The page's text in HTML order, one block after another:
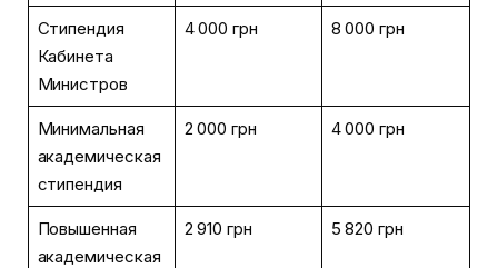
Стипендия
Кабинета
Министров
4 000 грн 8 000 грн
Минимальная
академическая
стипендия
2 000 грн 4 000 грн
Повышенная
академическая
2 910 грн 5 820 грн